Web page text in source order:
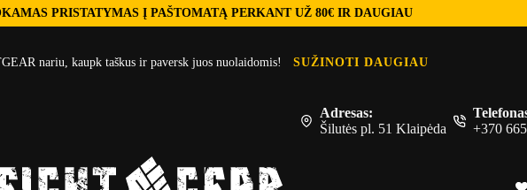
PRISTATYMAS Į PAŠTOMATĄ PERKANT UŽ 80€ IR DAUGIAU
nariu, kaupk taškus ir paversk juos nuolaidomis! SUŽINOTI DAUGIAU
Adresas:
Šilutės pl. 51 Klaipėda
+370